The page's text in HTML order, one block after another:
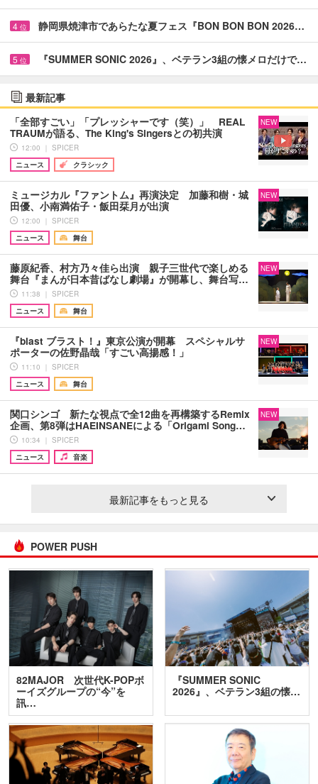
4 位 静岡県焼津市であらたな夏フェス『BON BON BON 2026…
5 位 『SUMMER SONIC 2026』、ベテラン3組の懐メロだけで…
最新記事
「全部すごい」「プレッシャーです（笑）」 REAL
TRAUMが語る、The King's Singersとの初共演
12:00 ｜ SPICER
ニュース
クラシック
NEW
ミュージカル『ファントム』再演決定 加藤和樹・城
田優、小南満佑子・飯田栞月が出演
12:00 ｜ SPICER
ニュース
舞台
NEW
藤原紀香、村方乃々佳ら出演 親子三世代で楽しめる
舞台『まんが日本昔ばなし劇場』が開幕し、舞台写…
11:38 ｜ SPICER
ニュース
舞台
NEW
『blast ブラスト！』東京公演が開幕 スペシャルサ
ポーターの佐野晶哉「すごい高揚感！」
11:10 ｜ SPICER
ニュース
舞台
NEW
関口シンゴ 新たな視点で全12曲を再構築するRemix
企画、第8弾はHAEINSANEによる「Origami Song…
10:34 ｜ SPICER
ニュース
音楽
NEW
最新記事をもっと見る
POWER PUSH
82MAJOR 次世代K-POPボ
ーイズグループの“今”を
訊…
『SUMMER SONIC
2026』、ベテラン3組の懐…